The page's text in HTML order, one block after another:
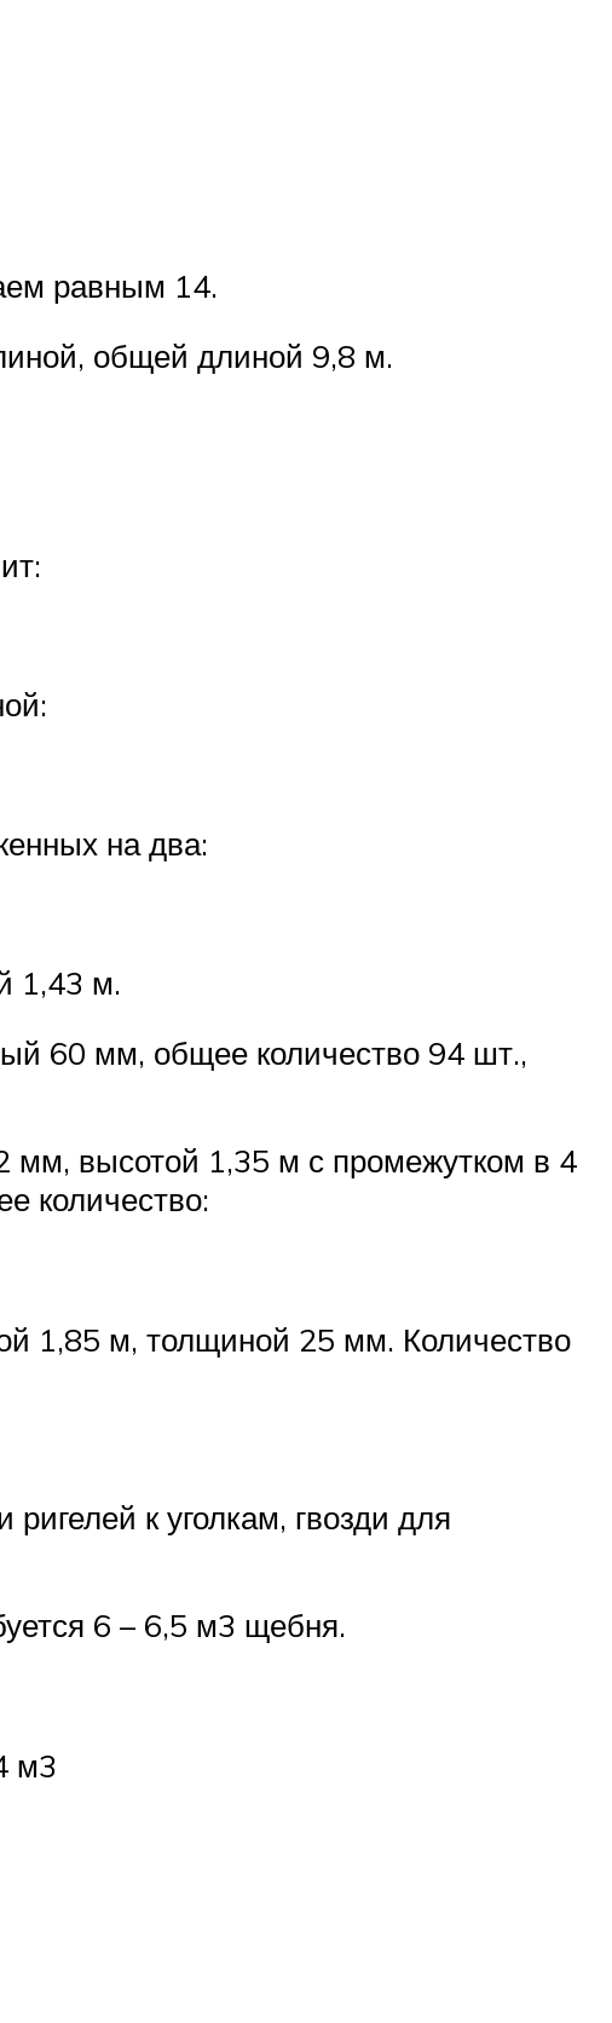
равным 14.
общей длиной 9,8 м.
на два:
1,43 м.
60 мм, общее количество 94 шт.,
высотой 1,35 м с промежутком в 4
количество:
1,85 м, толщиной 25 мм. Количество
к уголкам, гвозди для
6 – 6,5 м3 щебня.
м3